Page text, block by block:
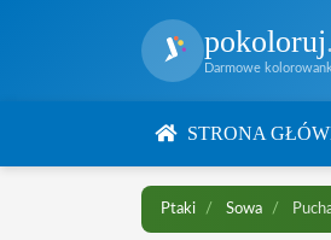
pokoloruj
Darmowe
STRONA
Ptaki Sowa